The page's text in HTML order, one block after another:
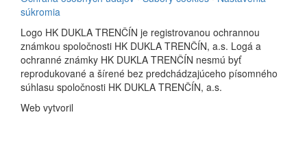
súkromia
Logo HK DUKLA TRENČÍN je registrovanou ochrannou
známkou spoločnosti HK DUKLA TRENČÍN, a.s. Logá a
ochranné známky HK DUKLA TRENČÍN nesmú byť
reprodukované a šírené bez predchádzajúceho písomného
súhlasu spoločnosti HK DUKLA TRENČÍN, a.s.
Web vytvoril